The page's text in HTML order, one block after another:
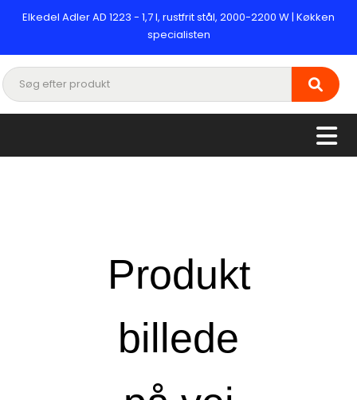
Elkedel Adler AD 1223 - 1,7 l, rustfrit stål, 2000-2200 W | Køkken
specialisten